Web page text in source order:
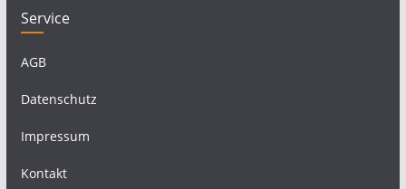
Service
AGB
Datenschutz
Impressum
Kontakt